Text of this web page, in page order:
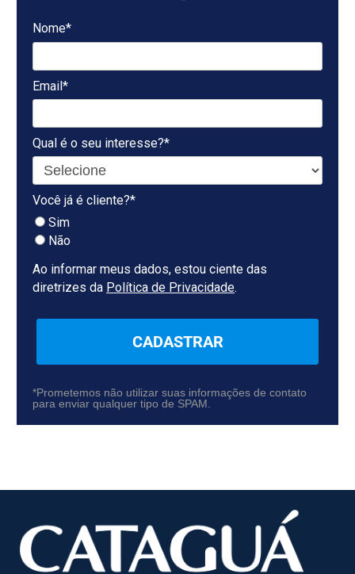
Nome*
Email*
Qual é o seu interesse?*
Você já é cliente?*
Sim
Não
Ao informar meus dados, estou ciente das
diretrizes da Política de Privacidade.
CADASTRAR
*Prometemos não utilizar suas informações de contato
para enviar qualquer tipo de SPAM.